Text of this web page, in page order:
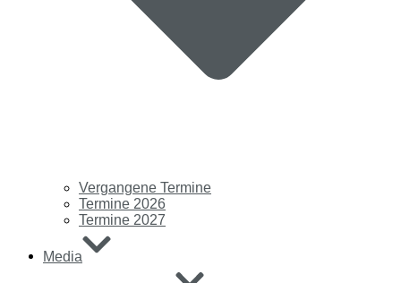
Vergangene Termine
Termine 2026
Termine 2027
Media